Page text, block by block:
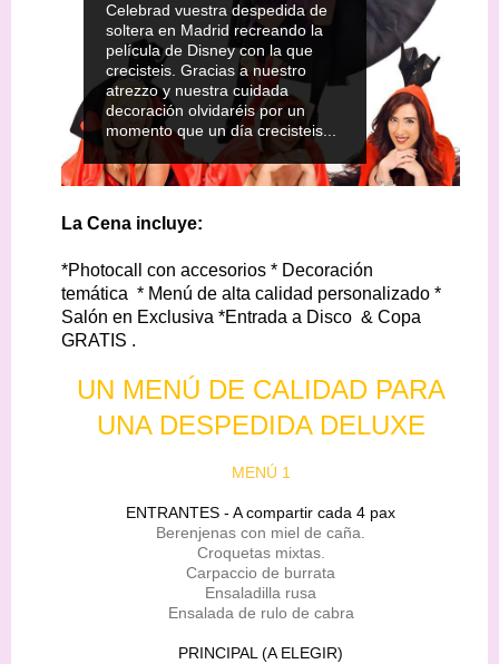
Celebrad vuestra despedida de
soltera en Madrid recreando la
película de Disney con la que
crecisteis. Gracias a nuestro
atrezzo y nuestra cuidada
decoración olvidaréis por un
momento que un día crecisteis...
La Cena incluye:
*Photocall con accesorios * Decoración
temática * Menú de alta calidad personalizado *
Salón en Exclusiva *Entrada a Disco & Copa
GRATIS .
UN MENÚ DE CALIDAD PARA
UNA DESPEDIDA DELUXE
MENÚ 1
ENTRANTES - A compartir cada 4 pax
Berenjenas con miel de caña.
Croquetas mixtas.
Carpaccio de burrata
Ensaladilla rusa
Ensalada de rulo de cabra
PRINCIPAL (A ELEGIR)